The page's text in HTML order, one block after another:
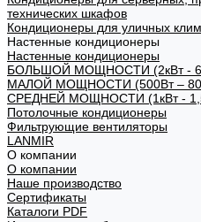
технических шкафов
Кондиционеры для уличных
Настенные кондиционеры
Настенные кондиционеры
БОЛЬШОЙ МОЩНОСТИ (2кВт -
МАЛОЙ МОЩНОСТИ (500Вт –
СРЕДНЕЙ МОЩНОСТИ (1кВт -
Потолочные кондиционеры
Фильтрующие вентиляторы
LANMIR
О компании
О компании
Наше производство
Сертификаты
Каталоги PDF